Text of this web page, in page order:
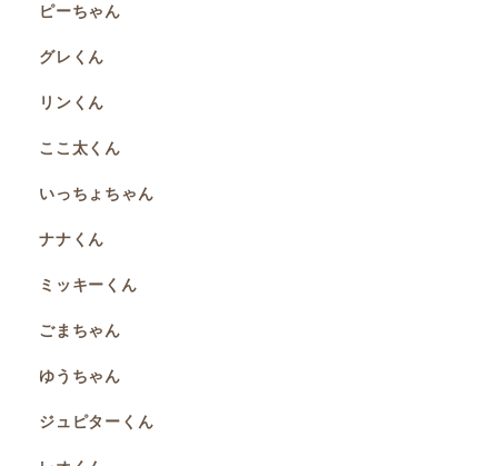
ピーちゃん
グレくん
リンくん
ここ太くん
いっちょちゃん
ナナくん
ミッキーくん
ごまちゃん
ゆうちゃん
ジュピターくん